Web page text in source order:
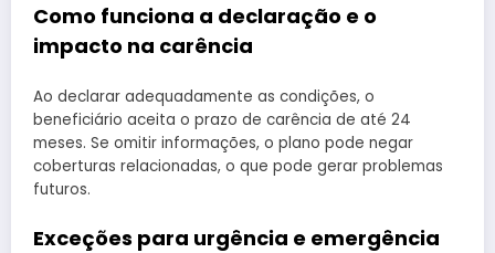
Como funciona a declaração e o
impacto na carência
Ao declarar adequadamente as condições, o
beneficiário aceita o prazo de carência de até 24
meses. Se omitir informações, o plano pode negar
coberturas relacionadas, o que pode gerar problemas
futuros.
Exceções para urgência e emergência